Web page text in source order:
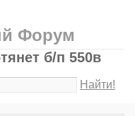
Форум
б/п 550в
Найти!